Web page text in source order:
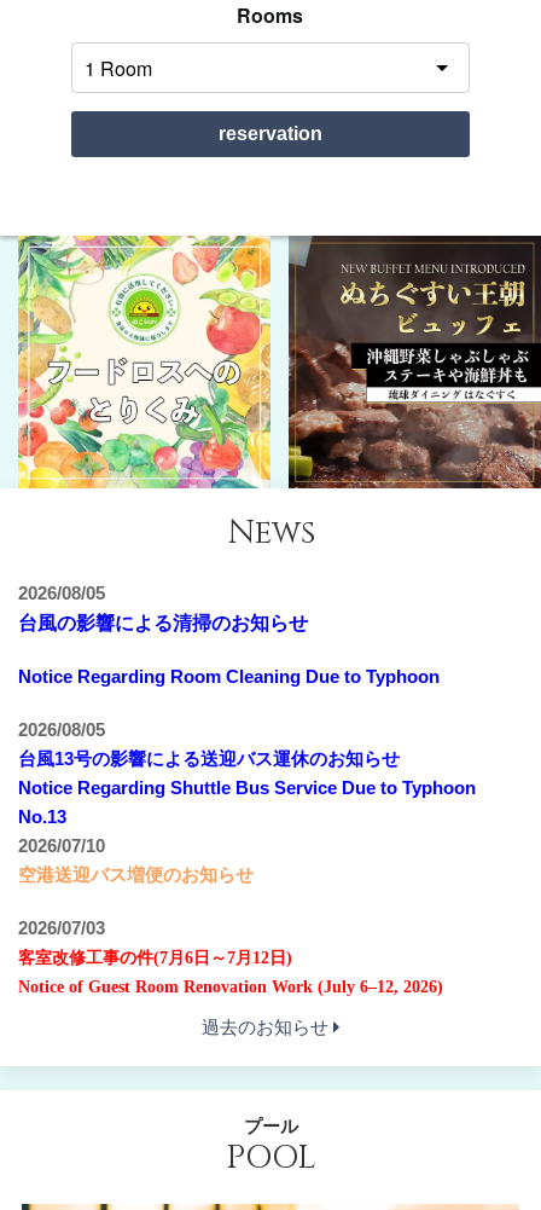
Rooms
reservation
News
2026/08/05
台風の影響による清掃のお知らせ
Notice Regarding Room Cleaning Due to Typhoon
2026/08/05
台風13号の影響による送迎バス運休のお知らせ
Notice Regarding Shuttle Bus Service Due to Typhoon
No.13
2026/07/10
空港送迎バス増便のお知らせ
2026/07/03
客室改修工事の件(7月6日～7月12日)
Notice of Guest Room Renovation Work (July 6–12, 2026)
過去のお知らせ
プール
POOL